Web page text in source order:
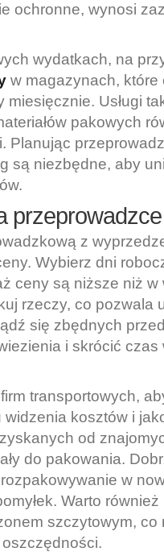
ochronne, wynosi
wydatkach, na
w magazynach,
miesięcznie. Usługi
pakowych
Planując
są niezbędne, aby
przeprowadzce
z
Wybierz dni
ceny są niższe niż
rzeczy, co pozwala
się zbędnych
i skrócić czas
transportowych,
kosztów i
od
do pakowania.
w
Warto
szczytowym, co